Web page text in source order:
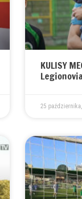
KULISY
25